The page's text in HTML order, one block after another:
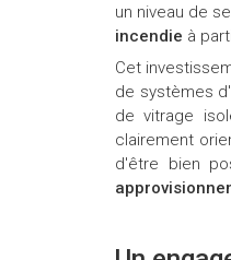
un niveau de
incendie à
Cet
de systèmes
de vitrage
clairement
d'être bien